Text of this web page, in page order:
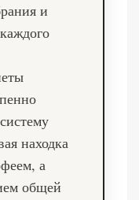
и
находка
а
общей